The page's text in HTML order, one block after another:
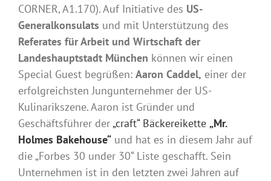
CORNER, A1.170). Auf Initiative des US-
Generalkonsulats und mit Unterstützung des
Referates für Arbeit und Wirtschaft der
Landeshauptstadt München können wir einen
Special Guest begrüßen: Aaron Caddel, einer der
erfolgreichsten Jungunternehmer der US-
Kulinarikszene. Aaron ist Gründer und
Geschäftsführer der„craft“ Bäckereikette „Mr.
Holmes Bakehouse“ und hat es in diesem Jahr auf
die „Forbes 30 under 30“ Liste geschafft. Sein
Unternehmen ist in den letzten zwei Jahren auf